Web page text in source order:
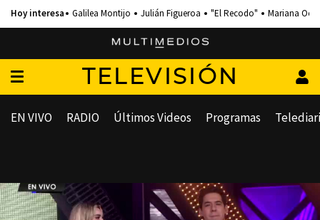
Galilea Montijo Julián Figueroa "El Recodo" Mariana
TELEVISIÓN
EN VIVO RADIO Últimos Videos Programas